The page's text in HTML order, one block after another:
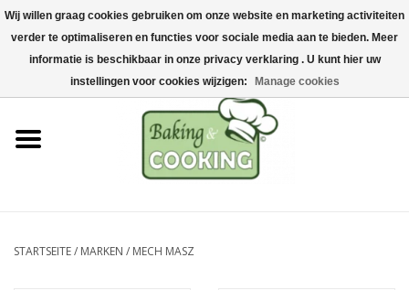
Startseite
Koch-&Backutensilien
Maschinen & Teile
Edelstahl
STARTSEITE/ MARKEN / MECH MASZ
Wij willen graag cookies gebruiken om onze website en marketing activiteiten
verder te optimaliseren en functies voor sociale media aan te bieden. Meer
informatie is beschikbaar in onze privacy verklaring . U kunt hier uw
instellingen voor cookies wijzigen:
Manage cookies